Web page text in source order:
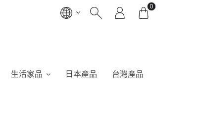
0
生活家品 日本產品
台灣產品